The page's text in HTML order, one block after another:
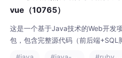
vue（10765）
这是一个基于Java技术的Web开发
包，包含完整源代码（前后端+SQL
#java